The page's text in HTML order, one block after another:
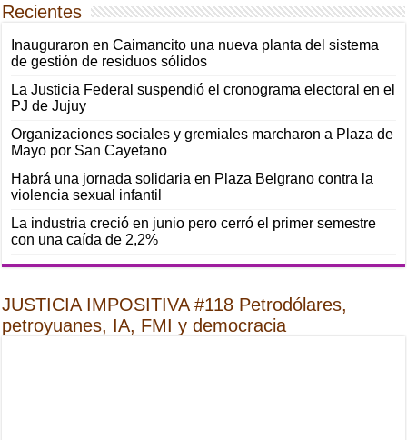
Recientes
Inauguraron en Caimancito una nueva planta del sistema
de gestión de residuos sólidos
La Justicia Federal suspendió el cronograma electoral en el
PJ de Jujuy
Organizaciones sociales y gremiales marcharon a Plaza de
Mayo por San Cayetano
Habrá una jornada solidaria en Plaza Belgrano contra la
violencia sexual infantil
La industria creció en junio pero cerró el primer semestre
con una caída de 2,2%
JUSTICIA IMPOSITIVA #118 Petrodólares,
petroyuanes, IA, FMI y democracia